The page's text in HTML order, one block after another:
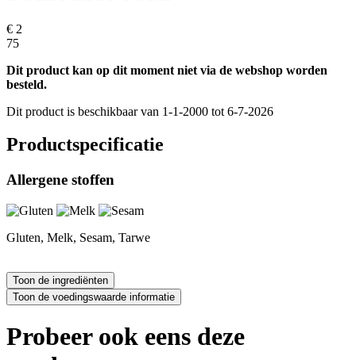
€ 2
75
Dit product kan op dit moment niet via de webshop worden
besteld.
Dit product is beschikbaar van 1-1-2000 tot 6-7-2026
Productspecificatie
Allergene stoffen
Gluten, Melk, Sesam, Tarwe
Probeer ook eens deze